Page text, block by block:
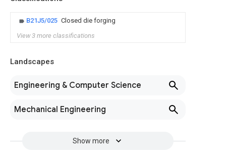
B21J5/025 Closed die forging
View 3 more classifications
Landscapes
Engineering & Computer Science
Mechanical Engineering
Show more